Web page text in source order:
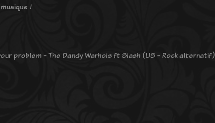
!
problem - The Dandy Warhols ft Slash (US - Rock alternatif)